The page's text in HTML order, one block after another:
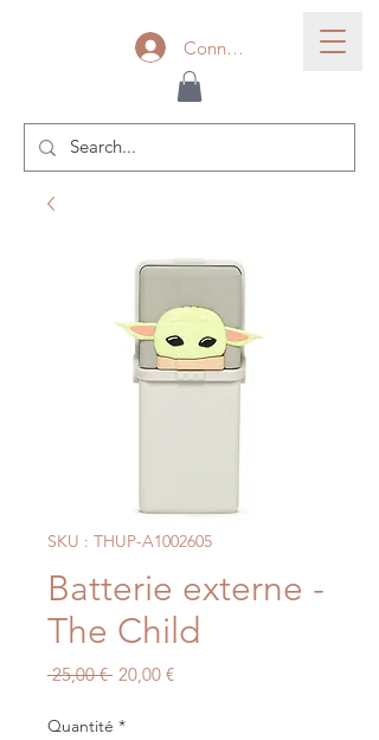
Connexion
SKU : THUP-A1002605
Batterie externe -
The Child
25,00 € Prix
20,00 €Prix
Quantité *